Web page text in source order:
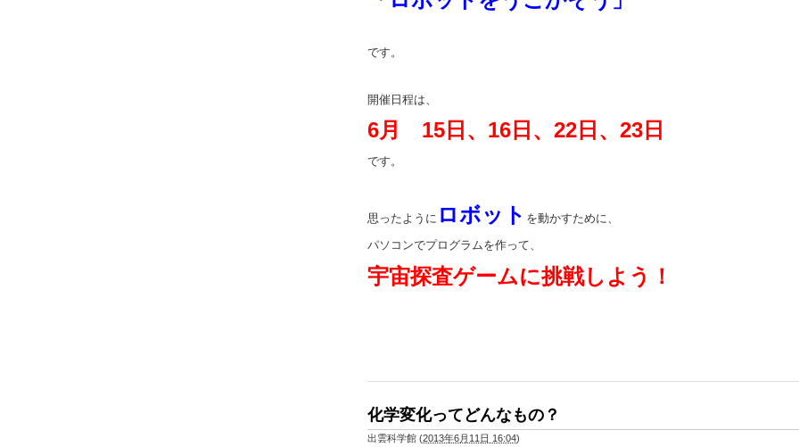
です。
開催日程は、
6月 15日、16日、22日、23日
です。
思ったように ロボット を動かすために、
パソコンでプログラムを作って、
宇宙探査ゲームに挑戦しよう！
化学変化ってどんなもの？
出雲科学館 (2013年6月11日 16:04)